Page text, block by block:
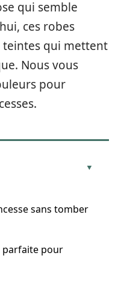
qui semble
ces robes
teintes qui mettent
Nous vous
pour
sans tomber
parfaite pour